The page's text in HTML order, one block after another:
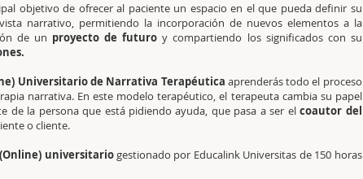
objetivo de ofrecer al paciente un espacio en el que pueda definir su
narrativo, permitiendo la incorporación de nuevos elementos a la
de un proyecto de futuro y compartiendo los significados con su
Universitario de Narrativa Terapéutica aprenderás todo el proceso
narrativa. En este modelo terapéutico, el terapeuta cambia su papel
de la persona que está pidiendo ayuda, que pasa a ser elcoautor del
o cliente.
universitariogestionado por Educalink Universitas de 150 horas